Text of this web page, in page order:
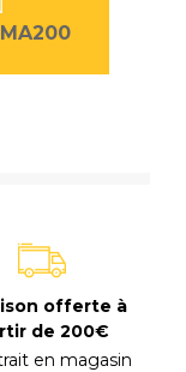
MA200
offerte à
de 200€
en magasin